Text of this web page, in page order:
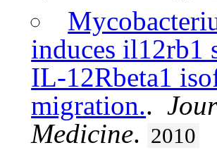
induces il12rb1
IL-12Rbeta1
migration..
Medicine. 2010